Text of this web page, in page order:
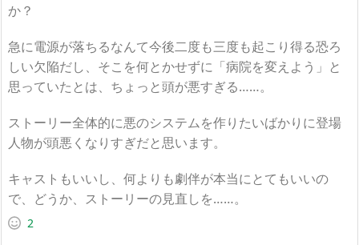
か？
急に電源が落ちるなんて今後二度も三度も起こり得る恐ろ
しい欠陥だし、そこを何とかせずに「病院を変えよう」と
思っていたとは、ちょっと頭が悪すぎる……。
ストーリー全体的に悪のシステムを作りたいばかりに登場
人物が頭悪くなりすぎだと思います。
キャストもいいし、何よりも劇伴が本当にとてもいいの
で、どうか、ストーリーの見直しを……。
2